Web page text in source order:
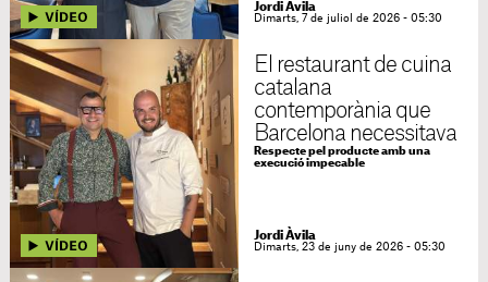
Jordi Àvila
Dimarts, 7 de juliol de 2026 - 05:30
El restaurant de cuina
catalana
contemporània que
Barcelona necessitava
Respecte pel producte amb una
execució impecable
Jordi Àvila
Dimarts, 23 de juny de 2026 - 05:30